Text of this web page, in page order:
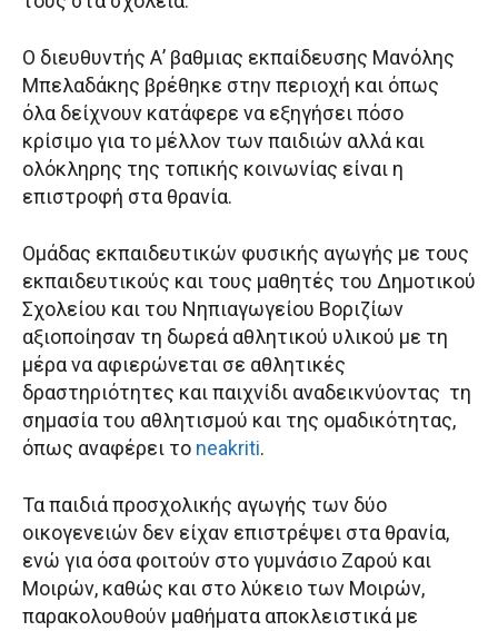
Ο διευθυντής Α’ βαθμιας εκπαίδευσης Μανόλης
Μπελαδάκης βρέθηκε στην περιοχή και όπως
όλα δείχνουν κατάφερε να εξηγήσει πόσο
κρίσιμο για το μέλλον των παιδιών αλλά και
ολόκληρης της τοπικής κοινωνίας είναι η
επιστροφή στα θρανία.
Ομάδας εκπαιδευτικών φυσικής αγωγής με τους
εκπαιδευτικούς και τους μαθητές του Δημοτικού
Σχολείου και του Νηπιαγωγείου Βοριζίων
αξιοποίησαν τη δωρεά αθλητικού υλικού με τη
μέρα να αφιερώνεται σε αθλητικές
δραστηριότητες και παιχνίδι αναδεικνύοντας τη
σημασία του αθλητισμού και της ομαδικότητας,
όπως αναφέρει το neakriti.
Τα παιδιά προσχολικής αγωγής των δύο
οικογενειών δεν είχαν επιστρέψει στα θρανία,
ενώ για όσα φοιτούν στο γυμνάσιο Ζαρού και
Μοιρών, καθώς και στο λύκειο των Μοιρών,
παρακολουθούν μαθήματα αποκλειστικά με